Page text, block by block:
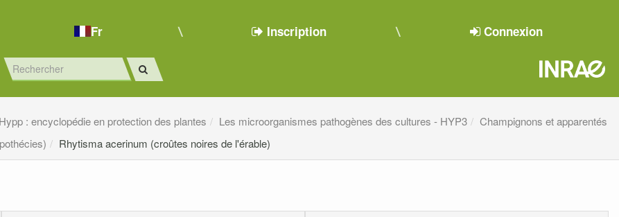
Fr Inscription Connexion
Hypp : encyclopédie en protection des plantes Les microorganismes pathogènes des cultures - HYP3
Champignons et apparentés
Rhytisma acerinum (croûtes noires de l'érable)